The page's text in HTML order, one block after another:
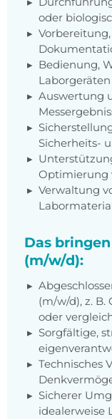
oder
Bedienung,
Laborgeräten
Auswertung
Sicherheits-
Optimierung
Verwaltung
Das
(m/w/d):
(m/w/d), z.
oder
Sorgfältige,
Technisches
Sicherer
idealerweise